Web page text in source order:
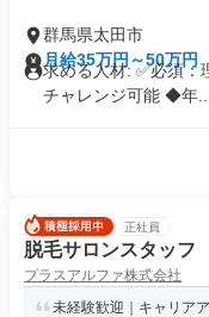
群馬県太田市
月給35万円～50万円
求める人材: ✅必須：
チャレンジ可能 ◆年...
正社員
脱毛サロンスタッフ
プラスアルファ株式会社
未経験歓迎｜キャリア